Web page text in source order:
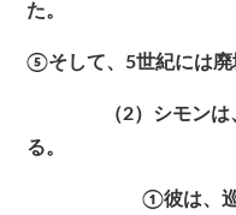
た。
⑤そして、5世紀には廃
（2）シモンは、
る。
①彼は、巡礼祭